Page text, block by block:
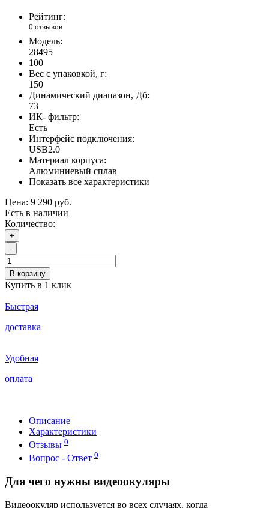
Рейтинг:
0 отзывов
Модель:
28495
100
Вес с упаковкой, г:
150
Динамический диапазон, Дб:
73
ИК- фильтр:
Есть
Интерфейс подключения:
USB2.0
Материал корпуса:
Алюминиевый сплав
Показать все характеристики
Цена: 9 290 руб.
Есть в наличии
Количество:
+
-
В корзину
Купить в 1 клик
Быстрая
доставка
Удобная
оплата
Описание
Характеристики
Отзывы 0
Вопрос - Ответ 0
Для чего нужны видеоокуляры
Видеоокуляр используется во всех случаях, когда